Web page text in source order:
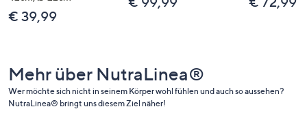
€ 39,99
Mehr über NutraLinea®
Wer möchte sich nicht in seinem Körper wohl fühlen und auch so aussehen?
NutraLinea® bringt uns diesem Ziel näher!